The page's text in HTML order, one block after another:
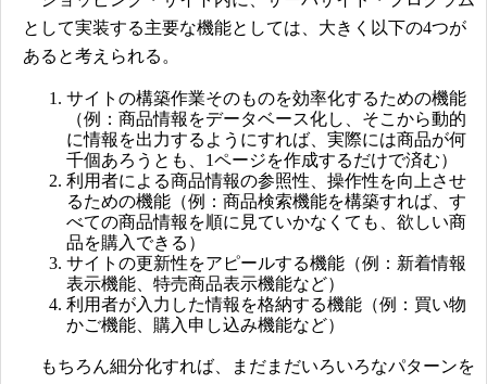
として実装する主要な機能としては、大きく以下の4つが
あると考えられる。
サイトの構築作業そのものを効率化するための機能
（例：商品情報をデータベース化し、そこから動的
に情報を出力するようにすれば、実際には商品が何
千個あろうとも、1ページを作成するだけで済む）
利用者による商品情報の参照性、操作性を向上させ
るための機能（例：商品検索機能を構築すれば、す
べての商品情報を順に見ていかなくても、欲しい商
品を購入できる）
サイトの更新性をアピールする機能（例：新着情報
表示機能、特売商品表示機能など）
利用者が入力した情報を格納する機能（例：買い物
かご機能、購入申し込み機能など）
もちろん細分化すれば、まだまだいろいろなパターンを